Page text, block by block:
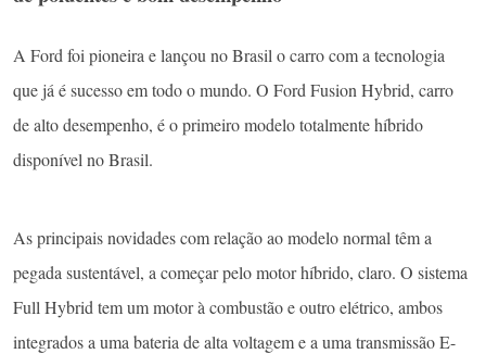
A Ford foi pioneira e lançou no Brasil o carro com a tecnologia
que já é sucesso em todo o mundo. O Ford Fusion Hybrid, carro
de alto desempenho, é o primeiro modelo totalmente híbrido
disponível no Brasil.
As principais novidades com relação ao modelo normal têm a
pegada sustentável, a começar pelo motor híbrido, claro. O sistema
Full Hybrid tem um motor à combustão e outro elétrico, ambos
integrados a uma bateria de alta voltagem e a uma transmissão E-